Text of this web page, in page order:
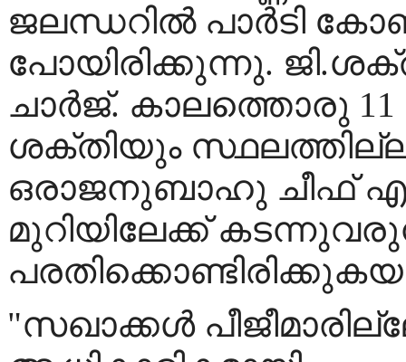
ജലന്ധറില്‍ പാര്‍ടി
പോയിരിക്കുന്നു.
ചാര്‍ജ്. കാലത്തൊരു 11
ശക്തിയും
ഒരാജനുബാഹു ചീഫ്
മുറിയിലേക്ക്
"സഖാക്കള്‍